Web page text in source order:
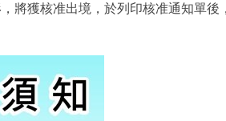
將獲核准出境，於列印核准通知單